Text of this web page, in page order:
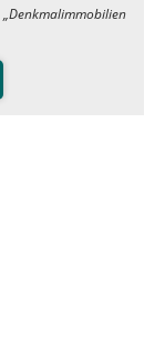
„Denkmalimmobilien